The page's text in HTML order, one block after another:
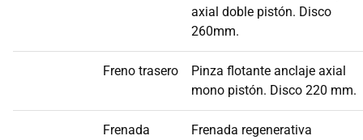
axial doble pistón. Disco
260mm.
Freno trasero
Pinza flotante anclaje axial
mono pistón. Disco 220 mm.
Frenada
Frenada regenerativa